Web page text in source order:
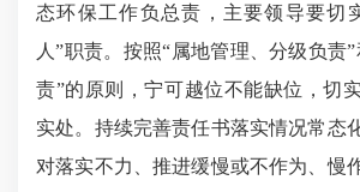
态环保工作负总责，主要领导要切
人”职责。按照“属地管理、分级负责
责”的原则，宁可越位不能缺位，切
实处。持续完善责任书落实情况常态
对落实不力、推进缓慢或不作为、慢